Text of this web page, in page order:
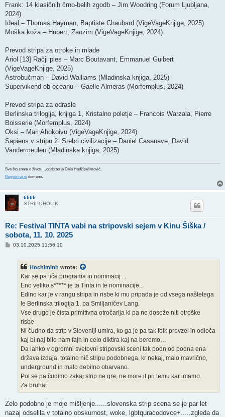
Frank: 14 klasičnih črno-belih zgodb – Jim Woodring (Forum Ljubljana,
2024)
Ideal – Thomas Hayman, Baptiste Chaubard (VigeVageKnjige, 2025)
Moška koža – Hubert, Zanzim (VigeVageKnjige, 2024)
Prevod stripa za otroke in mlade
Ariol [13] Račji ples – Marc Boutavant, Emmanuel Guibert
(VigeVageKnjige, 2025)
Astrobučman – David Walliams (Mladinska knjiga, 2025)
Supervikend ob oceanu – Gaelle Almeras (Morfemplus, 2024)
Prevod stripa za odrasle
Berlinska trilogija, knjiga 1, Kristalno poletje – Francois Warzala, Pierre
Boisserie (Morfemplus, 2024)
Oksi – Mari Ahokoivu (VigeVageKnjige, 2024)
Sapiens v stripu 2: Stebri civilizacije – Daniel Casanave, David
Vandermeulen (Mladinska knjiga, 2025)
Sve što znam o životu…odabrao je Đelo Hadžiselimović.
Registriraj.si domeno.
tilitili
STRIPOHOLIK
Re: Festival TINTA vabi na stripovski sejem v Kinu Šiška /
sobota, 11. 10. 2025
P03.10.2025 11:56:10
Hochiminh wrote:
Kar se pa tiče programa in nominacij…
Eno veliko s***** je ta Tinta in te nominacije...
Edino kar je v rangu stripa in risbe ki mu pripada je od vsega naštetega
le Berlinska trilogija 1. pa Smiljaničev Lang.
Vse drugo je čista primitivna otročarija ki pa ne doseže niti otroške
risbe.
Ni čudno da strip v Sloveniji umira, ko ga je pa tak folk prevzel in odloča
kaj bi naj bilo nam fajn in celo diktira kaj na beremo…
Da lahko v ogromni svetovni stripovski sceni tak podn od podna ena
država izdaja, totalno nič stripu podobnega, kr nekaj, malo mavrično,
underground in malo debilno obarvano.
Pol se pa čudimo zakaj strip ne gre, ne more it pri temu kar imamo.
Za bruhat
Zelo podobno je moje mišljenje......slovenska strip scena se je par let
nazaj odselila v totalno obskurnost, woke, lgbtquracodovce+.....zgleda da